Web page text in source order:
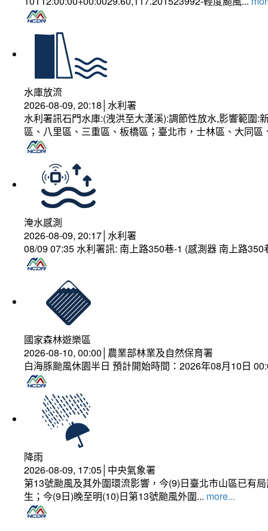
水庫放流
2026-08-09, 20:18│水利署
水利署訊石門水庫:(洩洪至大漢溪):調節性放水,影響範圍
區、八里區、三重區、板橋區；臺北市，士林區、大同
淹水感測
2026-08-09, 20:17│水利署
08/09 07:35 水利署訊: 南上路350巷-1 (感測器 南上路
國家森林遊樂區
2026-08-10, 00:00│農業部林業及自然保育署
白海豚颱風休園半日 預計開始時間：2026年08月10日
降雨
2026-08-09, 17:05│中央氣象署
第13號颱風及其外圍環流影響，今(9)日臺北市山區已有
生；今(9日)晚至明(10)日第13號颱風外圍... more...